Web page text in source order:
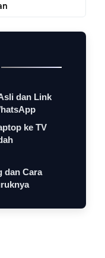
dan Link
ke TV
dan Cara